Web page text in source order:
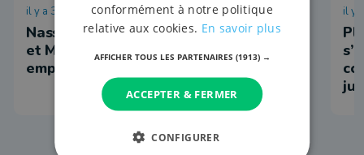
il y a 39 minutes
Nassogne: l'épicerie reprise par Lily
et Madeleine, les deux anciennes
employées
il y
conformément à notre politique
relative aux cookies. En savoir plus
AFFICHER TOUS LES PARTENAIRES (1913) →
ACCEPTER & FERMER
CONFIGURER